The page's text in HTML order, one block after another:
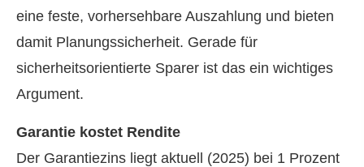
eine feste, vorhersehbare Auszahlung und bieten
damit Planungssicherheit. Gerade für
sicherheitsorientierte Sparer ist das ein wichtiges
Argument.
Garantie kostet Rendite
Der Garantiezins liegt aktuell (2025) bei 1 Prozent